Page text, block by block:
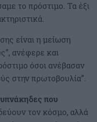
το πρόστιμο. Τα έξι
είναι η μείωση
ανέφερε και
όσοι ανέβασαν
στην πρωτοβουλία”.
που
τον κόσμο, αλλά